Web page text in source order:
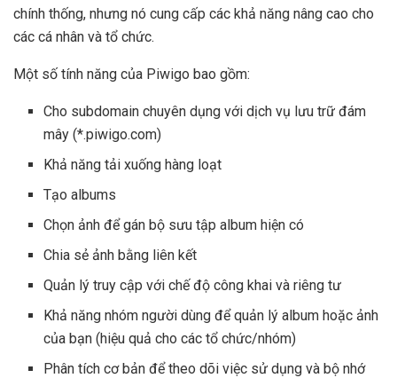
chính thống, nhưng nó cung cấp các khả năng nâng cao cho
các cá nhân và tổ chức.
Một số tính năng của Piwigo bao gồm:
Cho subdomain chuyên dụng với dịch vụ lưu trữ đám
mây (*.piwigo.com)
Khả năng tải xuống hàng loạt
Tạo albums
Chọn ảnh để gán bộ sưu tập album hiện có
Chia sẻ ảnh bằng liên kết
Quản lý truy cập với chế độ công khai và riêng tư
Khả năng nhóm người dùng để quản lý album hoặc ảnh
của bạn (hiệu quả cho các tổ chức/nhóm)
Phân tích cơ bản để theo dõi việc sử dụng và bộ nhớ